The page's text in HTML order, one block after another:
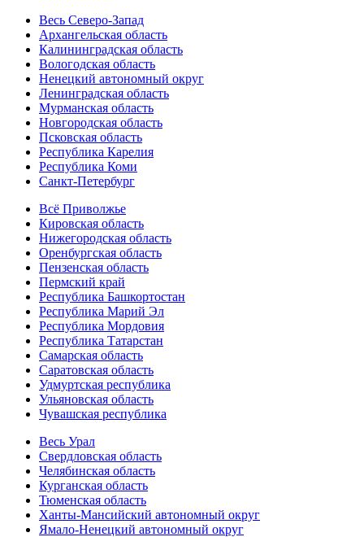
Весь Северо-Запад
Архангельская область
Калининградская область
Вологодская область
Ненецкий автономный округ
Ленинградская область
Мурманская область
Новгородская область
Псковская область
Республика Карелия
Республика Коми
Санкт-Петербург
Всё Приволжье
Кировская область
Нижегородская область
Оренбургская область
Пензенская область
Пермский край
Республика Башкортостан
Республика Марий Эл
Республика Мордовия
Республика Татарстан
Самарская область
Саратовская область
Удмуртская республика
Ульяновская область
Чувашская республика
Весь Урал
Свердловская область
Челябинская область
Курганская область
Тюменская область
Ханты-Мансийский автономный округ
Ямало-Ненецкий автономный округ